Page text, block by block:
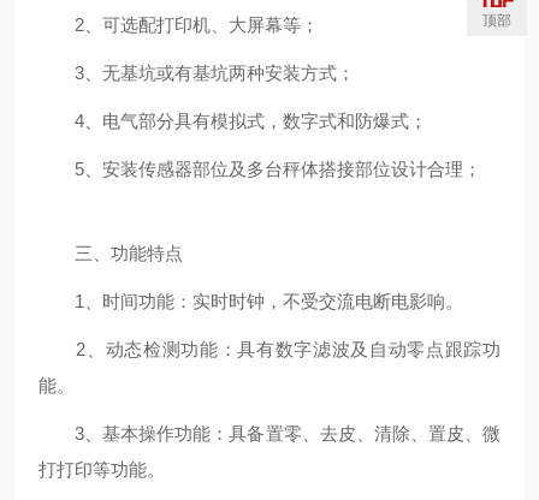
2、可选配打印机、大屏幕等；
3、无基坑或有基坑两种安装方式；
4、电气部分具有模拟式，数字式和防爆式；
5、安装传感器部位及多台秤体搭接部位设计合理；
三、功能特点
1、时间功能：实时时钟，不受交流电断电影响。
2、动态检测功能：具有数字滤波及自动零点跟踪功
能。
3、基本操作功能：具备置零、去皮、清除、置皮、微
打打印等功能。
顶部